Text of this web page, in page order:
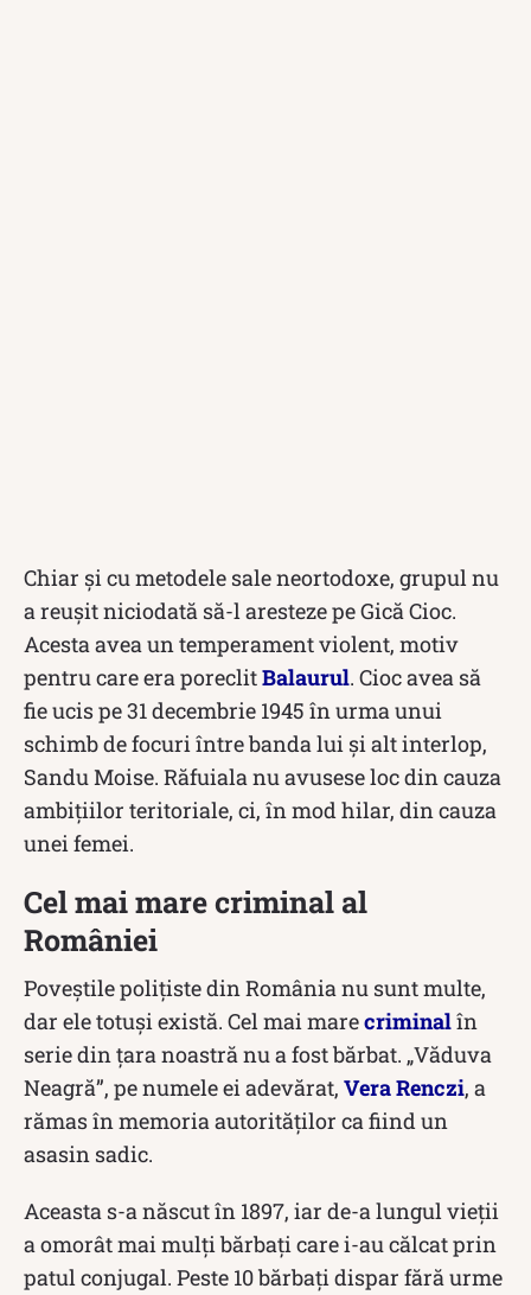
Chiar și cu metodele sale neortodoxe, grupul nu
a reușit niciodată să-l aresteze pe Gică Cioc.
Acesta avea un temperament violent, motiv
pentru care era poreclitBalaurul. Cioc avea să
fie ucis pe 31 decembrie 1945 în urma unui
schimb de focuri între banda lui și alt interlop,
Sandu Moise. Răfuiala nu avusese loc din cauza
ambițiilor teritoriale, ci, în mod hilar, din cauza
unei femei.
Cel mai mare criminal al
României
Poveștile polițiste din România nu sunt multe,
dar ele totuși există. Cel mai marecriminalîn
serie din țara noastră nu a fost bărbat. „Văduva
Neagră”, pe numele ei adevărat, Vera Renczi, a
rămas în memoria autorităților ca fiind un
asasin sadic.
Aceasta s-a născut în 1897, iar de-a lungul vieții
a omorât mai mulți bărbați care i-au călcat prin
patul conjugal. Peste 10 bărbați dispar fără urme